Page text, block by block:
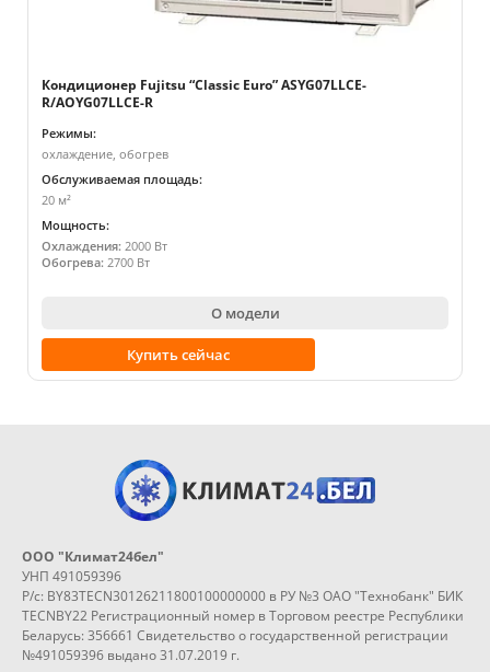
Кондиционер Fujitsu “Classic Euro” ASYG07LLCE-
R/AOYG07LLCE-R
Режимы:
охлаждение, обогрев
Обслуживаемая площадь:
20 м²
Мощность:
Охлаждения: 2000 Вт
Обогрева: 2700 Вт
О модели
Купить сейчас
ООО "Климат24бел"
УНП 491059396
Р/с: BY83TECN30126211800100000000 в РУ №3 ОАО "Технобанк" БИК
TECNBY22 Регистрационный номер в Торговом реестре Республики
Беларусь: 356661 Свидетельство о государственной регистрации
№491059396 выдано 31.07.2019 г.